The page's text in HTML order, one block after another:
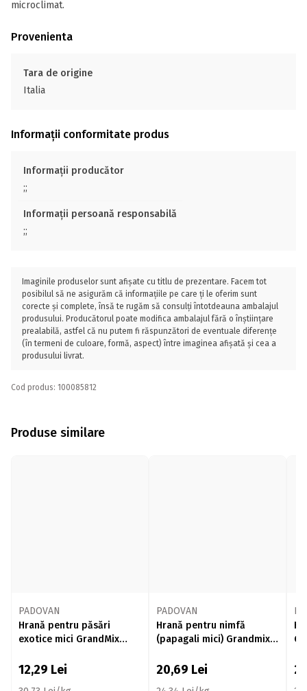
microclimat.
Provenienta
Tara de origine
Italia
Informații conformitate produs
Informații producător
;;
Informații persoană responsabilă
;;
Imaginile produselor sunt afișate cu titlu de prezentare. Facem tot
posibilul să ne asigurăm că informațiile pe care ți le oferim sunt
corecte și complete, însă te rugăm să consulți întotdeauna ambalajul
produsului. Producătorul poate modifica ambalajul fără o înștiințare
prealabilă, astfel că nu putem fi răspunzători de eventuale diferențe
(în termeni de culoare, formă, aspect) între imaginea afișată și cea a
produsului livrat.
Cod produs: 100085812
Produse similare
PADOVAN
Hrană pentru păsări
exotice mici GrandMix
12,29 Lei
PADOVAN
Hrană pentru nimfă
(papagali mici) Grandmix
20,69 Lei